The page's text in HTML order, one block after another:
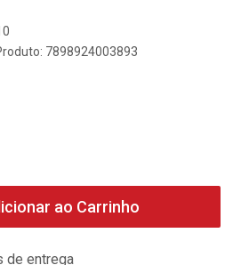
7898924003893
ao Carrinho
de entrega